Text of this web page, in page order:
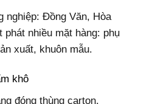
nghiệp: Đồng Văn, Hòa
nhiều mặt hàng: phụ
xuất, khuôn mẫu.
khô
đóng thùng carton.